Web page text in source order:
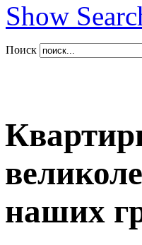
Show
Поиск
наших